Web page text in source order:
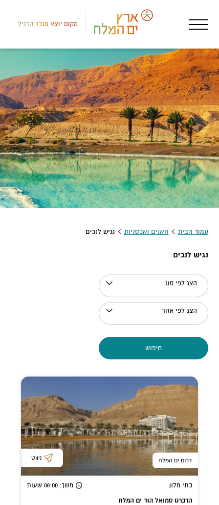
מקום יוצא מגדר הרגיל
עמוד הבית חאנים ואכסניות נגיש לנכים
נגיש לנכים
הצג לפי סוג
הצג לפי אזור
חיפוש
דרום ים המלח ניווט
בתי מלון משך: 08:00 שעות
הרברט סמואל הוד ים המלח